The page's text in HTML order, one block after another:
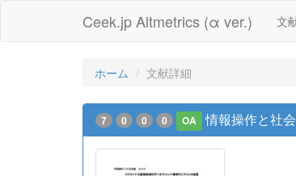
Ceek.jp Altmetrics (α ver.) 文
ホーム 文献詳細
7 0 0 0 OA 情報操作と社